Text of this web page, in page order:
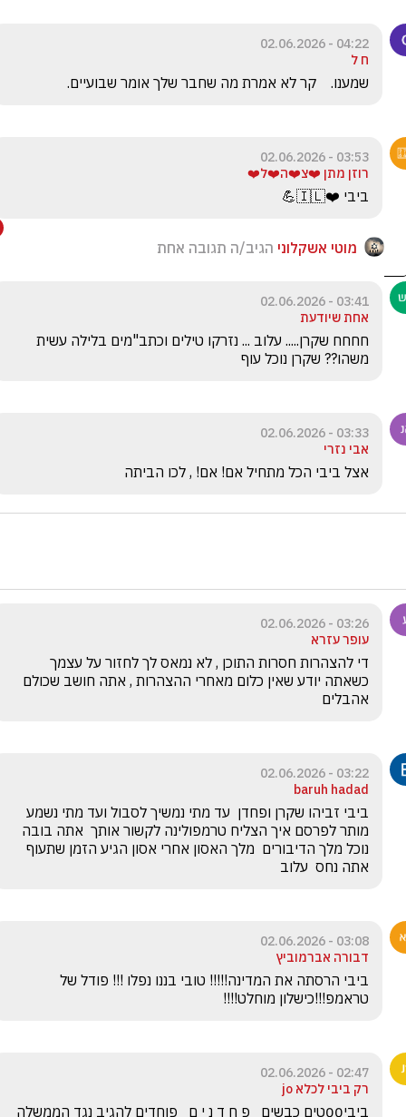
04:22 - 02.06.2026
ח ל
שמענו.    קר לא אמרת מה שחבר שלך אומר שבועיים.
03:53 - 02.06.2026
רוזן מתן ❤️צ❤️ה❤️ל❤️
ביבי ❤️🇮🇱💪
מוטי אשקלוני הגיב/ה תגובה אחת
03:41 - 02.06.2026
אחת שיודעת
משהו?? שקרן נוכל עוף
03:33 - 02.06.2026
אבי נזרי
אצל ביבי הכל מתחיל אם! אם! , לכו הביתה
03:26 - 02.06.2026
עופר עזרא
אהבלים
03:22 - 02.06.2026
baruh hadad
אתה נחס  עלוב
03:08 - 02.06.2026
דבורה אברמוביץ
טראמפ!!!כישלון מוחלט!!!!
02:47 - 02.06.2026
רק ביבי לכלא jo